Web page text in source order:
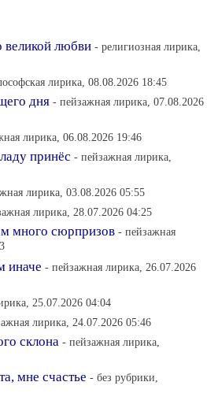
любви - религиозная лирика,
лирика, 08.08.2026 18:45
дня - пейзажная лирика, 07.08.2026
лирика, 06.08.2026 19:46
принёс - пейзажная лирика,
лирика, 03.08.2026 05:55
лирика, 28.07.2026 04:25
много сюрпризов - пейзажная
иначе - пейзажная лирика, 26.07.2026
25.07.2026 04:04
лирика, 24.07.2026 05:46
склона - пейзажная лирика,
мне счастье - без рубрики,